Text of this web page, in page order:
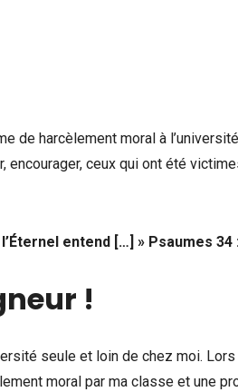
de harcèlement moral à
encourager, ceux qui ont été
entend […] » Psaumes 34
!
seule et loin de chez moi.
moral par ma classe et une